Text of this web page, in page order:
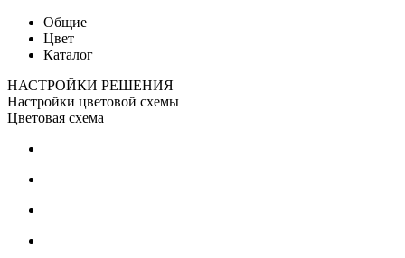
Общие
Цвет
Каталог
НАСТРОЙКИ РЕШЕНИЯ
Настройки цветовой схемы
Цветовая схема